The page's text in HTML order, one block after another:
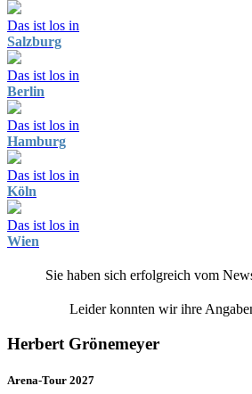
Das ist los in
Salzburg
Das ist los in
Berlin
Das ist los in
Hamburg
Das ist los in
Köln
Das ist los in
Wien
Sie haben sich erfolgreich vom
Leider konnten wir ihre
Herbert Grönemeyer
Arena-Tour 2027